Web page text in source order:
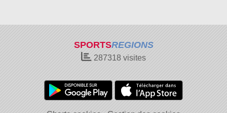
SPORTSREGIONS
287318 visites